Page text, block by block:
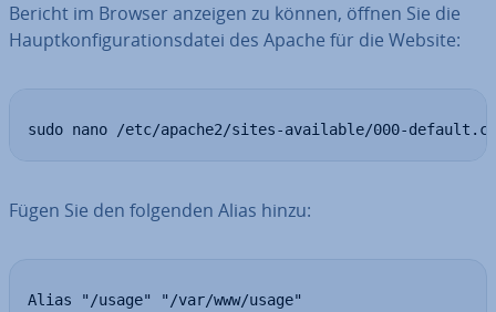
Bericht im Browser anzeigen zu können, öffnen Sie die
Haupt­kon­fi­gu­ra­ti­ons­da­tei des Apache für die Website:
sudo nano /etc/apache2/sites-available/000-
Fügen Sie den folgenden Alias hinzu:
Alias "/usage" "/var/www/usage"